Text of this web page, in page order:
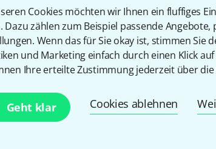
Cookies möchten wir Ihnen ein fluffiges
Dazu zählen zum Beispiel passende
Wenn das für Sie okay ist, stimmen Sie
und Marketing einfach durch einen Klick auf
Ihre erteilte Zustimmung jederzeit über die
Geht klar Cookies ablehnen
Inkl. Gigbag
Bundle selbst zusammenstellen